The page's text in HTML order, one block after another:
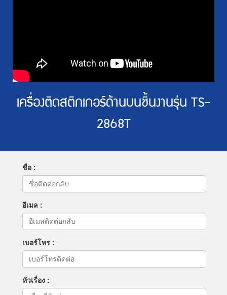
เครื่องติดสติกเกอร์ด้านบนชิ้นงานรุ่น TS-
2868T
ชื่อ :
อีเมล :
เบอร์โทร :
หัวเรื่อง :